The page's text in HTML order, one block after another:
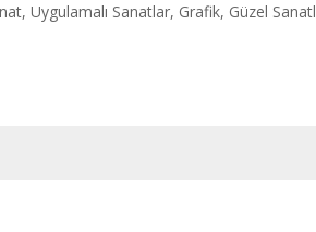
Uygulamalı Sanatlar, Grafik, Güzel